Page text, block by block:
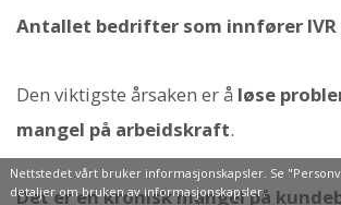
Antallet bedrifter som innfører
Den viktigste årsaken er å løse
mangel på arbeidskraft.
Det er en kronisk mangel på
Nettstedet vårt bruker informasjonskapsler. Se
detaljer om bruken av informasjonskapsler.